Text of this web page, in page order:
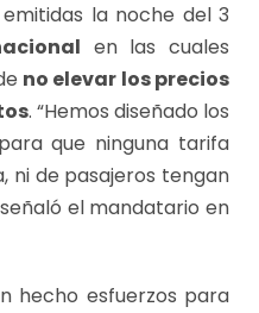
la noche del 3
en las cuales
no elevar los precios
. “Hemos diseñado los
que ninguna tarifa
ni de pasajeros tengan
el mandatario en
hecho esfuerzos para